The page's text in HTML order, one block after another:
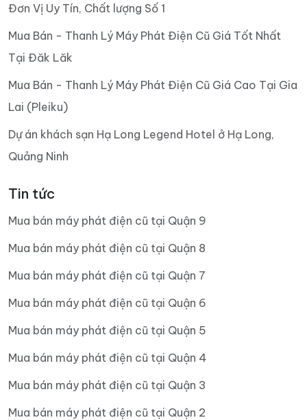
Đơn Vị Uy Tín, Chất lượng Số 1
Mua Bán - Thanh Lý Máy Phát Điện Cũ Giá Tốt Nhất
Tại Đăk Lăk
Mua Bán - Thanh Lý Máy Phát Điện Cũ Giá Cao Tại Gia
Lai (Pleiku)
Dự án khách sạn Hạ Long Legend Hotel ở Hạ Long,
Quảng Ninh
Tin tức
Mua bán máy phát điện cũ tại Quận 9
Mua bán máy phát điện cũ tại Quận 8
Mua bán máy phát điện cũ tại Quận 7
Mua bán máy phát điện cũ tại Quận 6
Mua bán máy phát điện cũ tại Quận 5
Mua bán máy phát điện cũ tại Quận 4
Mua bán máy phát điện cũ tại Quận 3
Mua bán máy phát điện cũ tại Quận 2